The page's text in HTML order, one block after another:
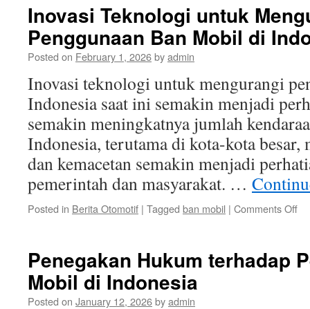
di
Inovasi Teknologi untuk
Penggunaan Ban Mobil di
Posted on February 1, 2026byadmin
Inovasi teknologi untuk mengurangi
Indonesia saat ini semakin menjadi
semakin meningkatnya jumlah
Indonesia, terutama di kota-kota besar,
dan kemacetan semakin menjadi
pemerintah dan masyarakat. …
Posted in Berita Otomotif | Tagged ban mobil | Comments Offon
Penegakan Hukum terhadap
Mobil di Indonesia
Posted on January 12, 2026byadmin